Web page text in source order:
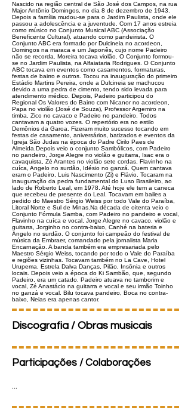
Nascido na região central de São José dos Campos, na rua
Major Antônio Domingos, no dia 8 de dezembro de 1943.
Depois a família mudou-se para o Jardim Paulista, onde ele
passou a adolescência e a juventude. Com 17 anos estreia
como músico no Conjunto Musical ABC (Associação
Beneficente Cultural), atuando como pandeirista. O
Conjunto ABC era formado por Dulcineia no acordeon,
Domingos na maraca e um Japonês, cujo nome Padeiro
não se recorda. Moreira tocava violão. O Conjunto formou-
se no Jardim Paulista, na Alfaiataria Rodrigues. O Conjunto
ABC tocava em eventos como casamentos, formaturas,
festas de bairro e outros. Tocou na inauguração do primeiro
Estádio Martins Pereira, onde a Dulcineia se machucou
devido a uma pedra de cimento, tendo sido levada para
atendimento médico. Depois, Padeiro participou do
Regional Os Valores do Bairro com Nicanor no acordeon,
Papa no violão (José de Souza), Professor Argemiro na
timba, Zico no cavaco e Padeiro no pandeiro. Todos
cantavam a quatro vozes. O repertório era no estilo
Demônios da Garoa. Fizeram muito sucesso tocando em
festas de casamento, aniversários, batizados e eventos da
Igreja São Judas na época do Padre Cirilo Paes de
Almeida. ​​Depois veio o conjunto Sambólicos, com Padeiro
no pandeiro, Jorge Alegre no violão e guitarra, Isac era o
cavaquista, Zé Arantes no violão sete cordas, Flavinho na
cuíca, Angelo no surdão, Idésio no ganzá. Quem cantava
eram o Padeiro, Luis Nascimento (Zi) e Flávio. Tocaram na
inauguração da pedra fundamental do Luso Brasileiro, ao
lado de Roberto Leal, em 1978. Até hoje ele tem a caneca
que recebeu de presente do Leal. Tocavam em bailes a
pedido do Maestro Sérgio Weiss por todo Vale do Paraíba,
Litoral Norte e Sul de Minas. ​ Na década de oitenta veio o
Conjunto Fórmula Samba, com Padeiro no pandeiro e vocal,
Flavinho na cuíca e vocal, Jorge Alegre no cavaco, violão e
guitarra, Jorginho no contra-baixo, Canhé na bateria e
Angelo no surdão. O conjunto foi campeão do festival de
música da Embraer, comandado pela jornalista Maria
Encarnação. A banda também era empresariada pelo
Maestro Sérgio Weiss, tocando por todo o Vale do Paraíba
e regiões vizinhas. Tocavam também no La Cave, Hotel
Urupema, Estrela Dalva Danças, Pilão, Insônia e outros
locais. Depois veio a época do Ki Sambão, que, segundo
Padeiro, era um catado. Padeiro atuava no tamborim e
vocal, Zé Anastácio na guitarra e vocal e seu irmão Toinho
no ganzá e vocal. Bilu tocava pandeiro, Boca no contra-
baixo, Neias era apenas cantor.
Discografia / Obras musicais
Participações / Colaborações